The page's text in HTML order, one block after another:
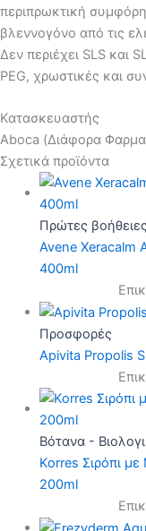
περιπρωκτική
βλεννογόνο από τις
Δεν περιέχει SLS και
PEG, χρωστικές και
Κατασκευαστής
Aboca (Διάφορα
Σχετικά προϊόντα
Πρώτες βοήθειες
Avene Xeracalm
400ml
Προσφορές
Apivita Propolis
Βότανα -
Korres Σιρόπι
200ml